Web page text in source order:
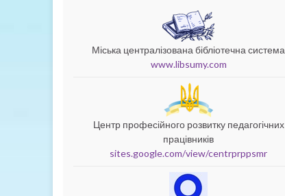
Міська централізована бібліотечна система
www.libsumy.com
Центр професійного розвитку педагогічних
працівників
sites.google.com/view/centrprppsmr